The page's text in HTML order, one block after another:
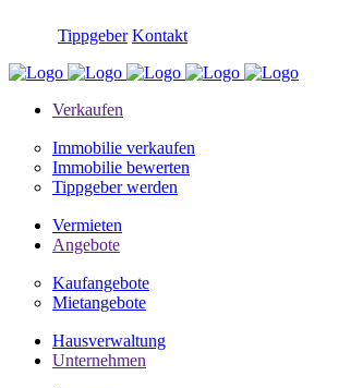
Tippgeber Kontakt
Verkaufen
Immobilie verkaufen
Immobilie bewerten
Tippgeber werden
Vermieten
Angebote
Kaufangebote
Mietangebote
Hausverwaltung
Unternehmen